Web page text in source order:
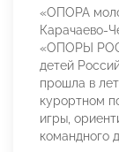
«ОПОРА
Карачаево-
«ОПОРЫ
детей
прошла в
курортном
игры,
командного